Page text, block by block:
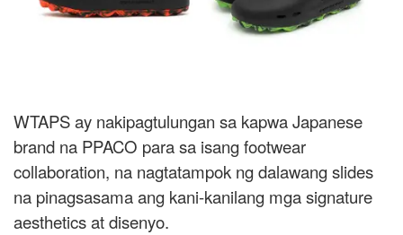
WTAPS ay nakipagtulungan sa kapwa Japanese
brand na PPACO para sa isang footwear
collaboration, na nagtatampok ng dalawang slides
na pinagsasama ang kani-kanilang mga signature
aesthetics at disenyo.